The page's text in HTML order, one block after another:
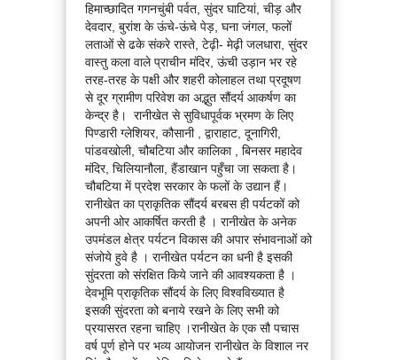
हिमाच्छादित गगनचुंबी पर्वत, सुंदर घाटियां, चीड़ और
देवदार, बुरांश के ऊंचे-ऊंचे पेड़, घना जंगल, फलों
लताओं से ढके संकरे रास्ते, टेढ़ी- मेढ़ी जलधारा, सुंदर
वास्तु कला वाले प्राचीन मंदिर, ऊंची उड़ान भर रहे
तरह-तरह के पक्षी और शहरी कोलाहल तथा प्रदूषण
से दूर ग्रामीण परिवेश का अद्भुत सौंदर्य आकर्षण का
केन्द्र है। रानीखेत से सुविधापूर्वक भ्रमण के लिए
पिण्डारी ग्लेशियर, कौसानी , द्वाराहाट, दूनागिरी,
पांडवखोली, चौबटिया और कालिका , बिनसर महादेव
मंदिर, चिलियानौला, हैंडाखान पहुँचा जा सकता है।
चौबटिया में प्रदेश सरकार के फलों के उद्यान हैं।
रानीखेत का प्राकृतिक सौंदर्य बरबस ही पर्यटकों को
अपनी ओर आकर्षित करती है । रानीखेत के अनेक
उपमंडल क्षेत्र पर्यटन विकास की अपार संभावनाओं को
संजोये हुवे है । रानीखेत पर्यटन का धनी है इसकी
सुंदरता को संरक्षित किये जाने की आवश्यकता है ।
देवभूमि प्राकृतिक सौंदर्य के लिए विश्वविख्यात है
इसकी सुंदरता को बनाये रखने के लिए सभी को
प्रयासरत रहना चाहिए ।रानीखेत के एक सौ पचास
वर्ष पूर्ण होने पर भव्य आयोजन रानीखेत के विशाल नर